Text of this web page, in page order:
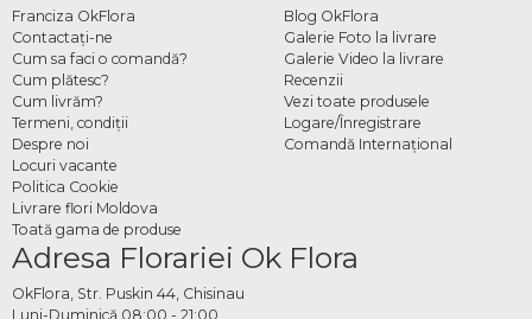
Franciza OkFlora
Contactaţi-ne
Cum sa faci o comandă?
Cum plătesc?
Cum livrăm?
Termeni, condiţii
Despre noi
Locuri vacante
Politica Cookie
Livrare flori Moldova
Toată gama de produse
Blog OkFlora
Galerie Foto la livrare
Galerie Video la livrare
Recenzii
Vezi toate produsele
Logare/Înregistrare
Comandă Internațional
Adresa Florariei Ok Flora
OkFlora, Str. Puskin 44, Chisinau
Luni-Duminică 08:00 - 21:00